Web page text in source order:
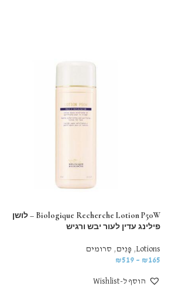
Biologique Recherche Lotion P50W – לושן
פילינג עדין לעור יבש ורגיש
Lotions
, פָּנִים, סרומים
₪165
–
₪519
הוסף ל-Wishlist